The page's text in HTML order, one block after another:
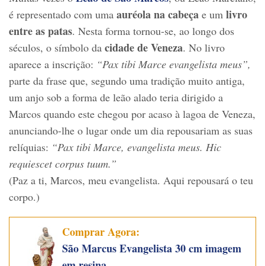
é representado com uma auréola na cabeça e um livro
entre as patas. Nesta forma tornou-se, ao longo dos
séculos, o símbolo da cidade de Veneza. No livro
aparece a inscrição: “Pax tibi Marce evangelista meus”,
parte da frase que, segundo uma tradição muito antiga,
um anjo sob a forma de leão alado teria dirigido a
Marcos quando este chegou por acaso à lagoa de Veneza,
anunciando-lhe o lugar onde um dia repousariam as suas
relíquias: “Pax tibi Marce, evangelista meus. Hic
requiescet corpus tuum.”
(Paz a ti, Marcos, meu evangelista. Aqui repousará o teu
corpo.)
Comprar Agora:
São Marcus Evangelista 30 cm imagem